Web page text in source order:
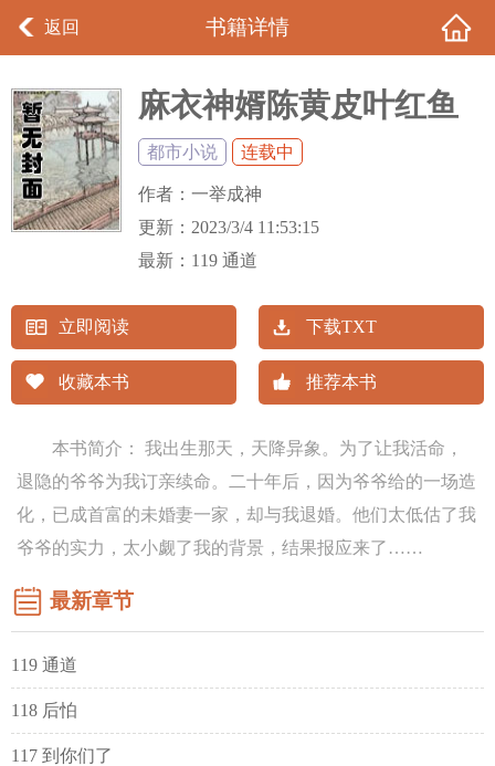
返回 书籍详情
麻衣神婿陈黄皮叶红鱼
都市小说 连载中
作者： 一举成神
更新： 2023/3/4 11:53:15
最新： 119 通道
立即阅读 下载TXT
收藏本书 推荐本书
本书简介： 我出生那天，天降异象。为了让我活命，
退隐的爷爷为我订亲续命。二十年后，因为爷爷给的一场造
化，已成首富的未婚妻一家，却与我退婚。他们太低估了我
爷爷的实力，太小觑了我的背景，结果报应来了……
最新章节
119 通道
118 后怕
117 到你们了